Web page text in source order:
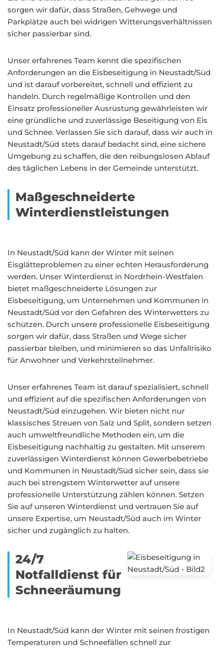
sorgen wir dafür, dass Straßen, Gehwege und
Parkplätze auch bei widrigen Witterungsverhältnissen
sicher passierbar sind.
Unser erfahrenes Team kennt die spezifischen
Anforderungen an die Eisbeseitigung in Neustadt/Süd
und ist darauf vorbereitet, schnell und effizient zu
handeln. Durch regelmäßige Kontrollen und den
Einsatz professioneller Ausrüstung gewährleisten wir
eine gründliche und zuverlässige Beseitigung von Eis
und Schnee. Verlassen Sie sich darauf, dass wir auch in
Neustadt/Süd stets darauf bedacht sind, eine sichere
Umgebung zu schaffen, die den reibungslosen Ablauf
des täglichen Lebens in der Gemeinde unterstützt.
Maßgeschneiderte
Winterdienstleistungen
In Neustadt/Süd kann der Winter mit seinen
Eisglätteproblemen zu einer echten Herausforderung
werden. Unser Winterdienst in Nordrhein-Westfalen
bietet maßgeschneiderte Lösungen zur
Eisbeseitigung, um Unternehmen und Kommunen in
Neustadt/Süd vor den Gefahren des Winterwetters zu
schützen. Durch unsere professionelle Eisbeseitigung
sorgen wir dafür, dass Straßen und Wege sicher
passierbar bleiben, und minimieren so das Unfallrisiko
für Anwohner und Verkehrsteilnehmer.
Unser erfahrenes Team ist darauf spezialisiert, schnell
und effizient auf die spezifischen Anforderungen von
Neustadt/Süd einzugehen. Wir bieten nicht nur
klassisches Streuen von Salz und Split, sondern setzen
auch umweltfreundliche Methoden ein, um die
Eisbeseitigung nachhaltig zu gestalten. Mit unserem
zuverlässigen Winterdienst können Gewerbebetriebe
und Kommunen in Neustadt/Süd sicher sein, dass sie
auch bei strengstem Winterwetter auf unsere
professionelle Unterstützung zählen können. Setzen
Sie auf unseren Winterdienst und vertrauen Sie auf
unsere Expertise, um Neustadt/Süd auch im Winter
sicher und zugänglich zu halten.
24/7
Notfalldienst für
Schneeräumung
In Neustadt/Süd kann der Winter mit seinen frostigen
Temperaturen und Schneefällen schnell zur